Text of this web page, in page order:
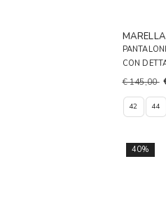
MARELLA
CON
€ 145,00
42 44
40%